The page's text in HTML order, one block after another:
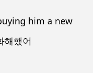
him a new
해했어